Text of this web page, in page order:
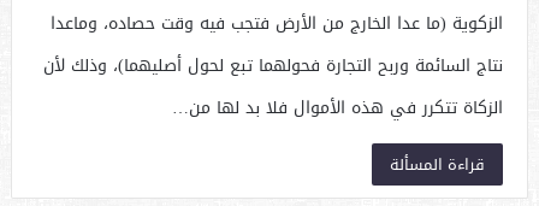
الزكوية (ما عدا الخارج من الأرض فتجب فيه وقت حصاده، وماعدا
نتاج السائمة وربح التجارة فحولهما تبع لحول أصليهما)، وذلك لأن
الزكاة تتكرر في هذه الأموال فلا بد لها من…
قراءة المسألة